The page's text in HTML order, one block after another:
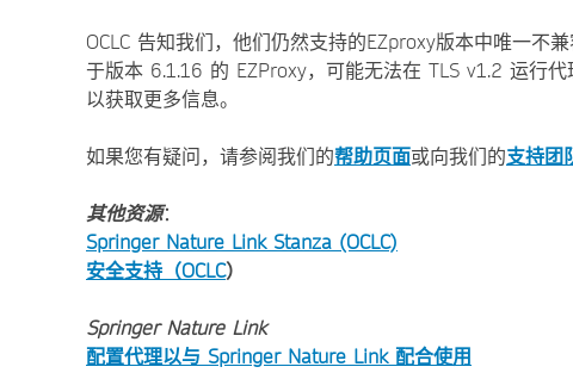
OCLC 告知我们，他们仍然支持的EZproxy版本中唯一不
于版本 6.1.16 的 EZProxy，可能无法在 TLS v1.2 运行
以获取更多信息。
如果您有疑问，请参阅我们的帮助页面或向我们的支持团
其他资源：
Springer Nature Link Stanza (OCLC)
安全支持（OCLC）
Springer Nature Link
配置代理以与 Springer Nature Link 配合使用